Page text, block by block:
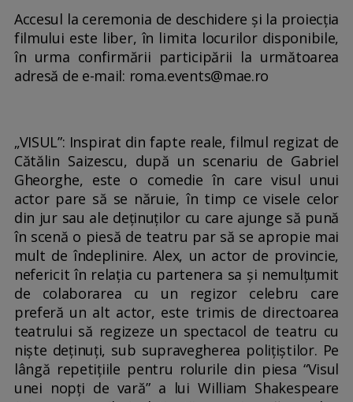
Accesul la ceremonia de deschidere și la proiecția
filmului este liber, în limita locurilor disponibile,
în urma confirmării participării la următoarea
adresă de e-mail: roma.events@mae.ro
„VISUL”: Inspirat din fapte reale, filmul regizat de
Cătălin Saizescu, după un scenariu de Gabriel
Gheorghe, este o comedie în care visul unui
actor pare să se năruie, în timp ce visele celor
din jur sau ale deținuților cu care ajunge să pună
în scenă o piesă de teatru par să se apropie mai
mult de îndeplinire. Alex, un actor de provincie,
nefericit în relația cu partenera sa și nemulțumit
de colaborarea cu un regizor celebru care
preferă un alt actor, este trimis de directoarea
teatrului să regizeze un spectacol de teatru cu
niște deținuți, sub supravegherea polițiștilor. Pe
lângă repetițiile pentru rolurile din piesa “Visul
unei nopți de vară” a lui William Shakespeare